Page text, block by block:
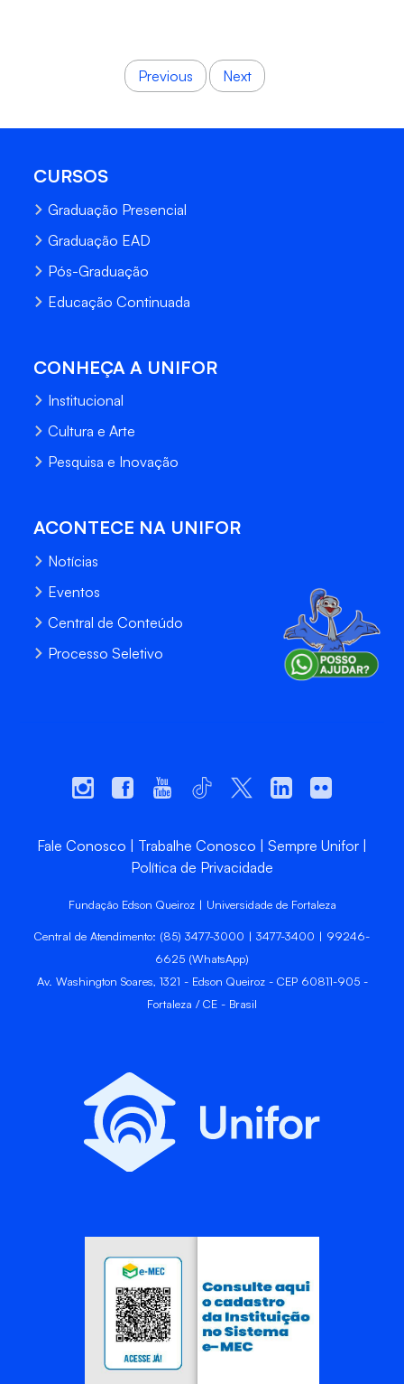
Previous Next
CURSOS
Graduação Presencial
Graduação EAD
Pós-Graduação
Educação Continuada
CONHEÇA A UNIFOR
Institucional
Cultura e Arte
Pesquisa e Inovação
ACONTECE NA UNIFOR
Notícias
Eventos
Central de Conteúdo
Processo Seletivo
Fale Conosco Trabalhe Conosco
Sempre Unifor
Política de Privacidade
Fundação Edson Queiroz | Universidade de Fortaleza
Central de Atendimento: (85) 3477-3000 | 3477-3400 | 99246-
6625 (WhatsApp)
Av. Washington Soares, 1321 - Edson Queiroz - CEP 60811-905 -
Fortaleza / CE - Brasil